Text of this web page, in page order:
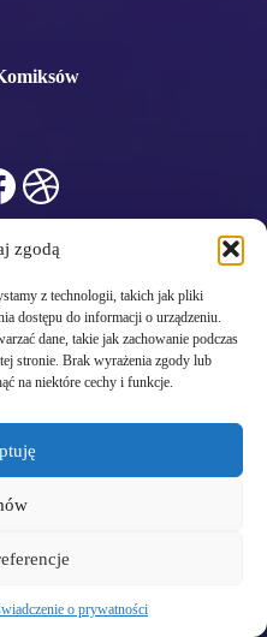
zgodą
z technologii, takich jak pliki
dostępu do informacji o urządzeniu.
dane, takie jak zachowanie podczas
stronie. Brak wyrażenia zgody lub
na niektóre cechy i funkcje.
o prywatności
Dribbble